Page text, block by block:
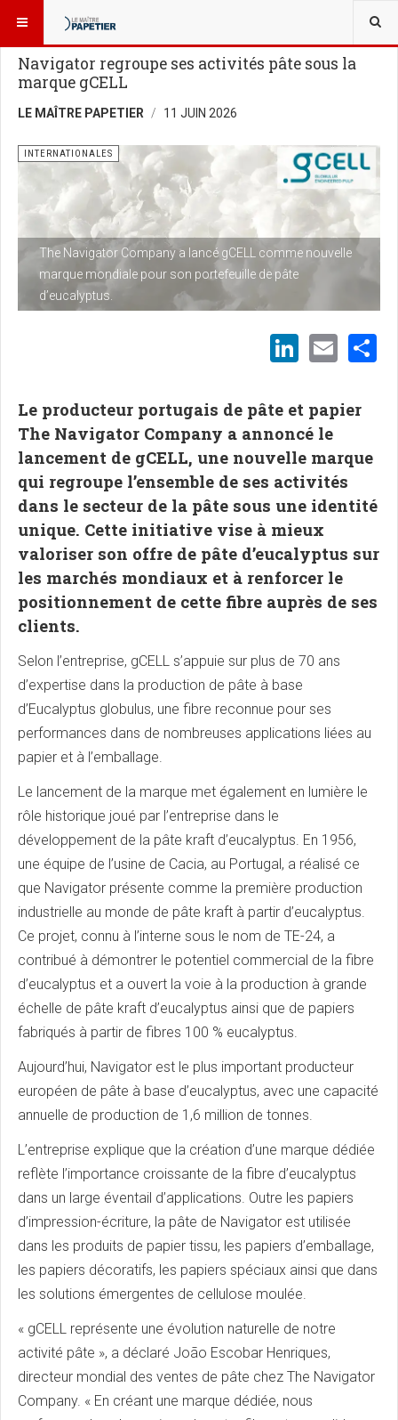
VOUS ÊTES ICI :
Navigator regroupe ses activités pâte sous la
marque gCELL
LE MAÎTRE PAPETIER 11 JUIN 2026
The Navigator Company a lancé gCELL comme nouvelle
marque mondiale pour son portefeuille de pâte
d’eucalyptus.
INTERNATIONALES
Le producteur portugais de pâte et papier
The Navigator Company a annoncé le
lancement de gCELL, une nouvelle marque
qui regroupe l’ensemble de ses activités
dans le secteur de la pâte sous une identité
unique. Cette initiative vise à mieux
valoriser son offre de pâte d’eucalyptus sur
les marchés mondiaux et à renforcer le
positionnement de cette fibre auprès de ses
clients.
Selon l’entreprise, gCELL s’appuie sur plus de 70 ans
d’expertise dans la production de pâte à base
d’Eucalyptus globulus, une fibre reconnue pour ses
performances dans de nombreuses applications liées au
papier et à l’emballage.
Le lancement de la marque met également en lumière le
rôle historique joué par l’entreprise dans le
développement de la pâte kraft d’eucalyptus. En 1956,
une équipe de l’usine de Cacia, au Portugal, a réalisé ce
que Navigator présente comme la première production
industrielle au monde de pâte kraft à partir d’eucalyptus.
Ce projet, connu à l’interne sous le nom de TE-24, a
contribué à démontrer le potentiel commercial de la fibre
d’eucalyptus et a ouvert la voie à la production à grande
échelle de pâte kraft d’eucalyptus ainsi que de papiers
fabriqués à partir de fibres 100 % eucalyptus.
Aujourd’hui, Navigator est le plus important producteur
européen de pâte à base d’eucalyptus, avec une capacité
annuelle de production de 1,6 million de tonnes.
L’entreprise explique que la création d’une marque dédiée
reflète l’importance croissante de la fibre d’eucalyptus
dans un large éventail d’applications. Outre les papiers
d’impression-écriture, la pâte de Navigator est utilisée
dans les produits de papier tissu, les papiers d’emballage,
les papiers décoratifs, les papiers spéciaux ainsi que dans
les solutions émergentes de cellulose moulée.
« gCELL représente une évolution naturelle de notre
activité pâte », a déclaré João Escobar Henriques,
directeur mondial des ventes de pâte chez The Navigator
Company. « En créant une marque dédiée, nous